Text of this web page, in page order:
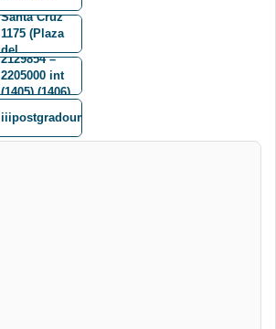
Santa Cruz
1175 (Plaza
del
Obelisco)
Octavo piso
2129854 –
2205000 int
(1405) (1406)
iiipostgradoumsa@gmail.com